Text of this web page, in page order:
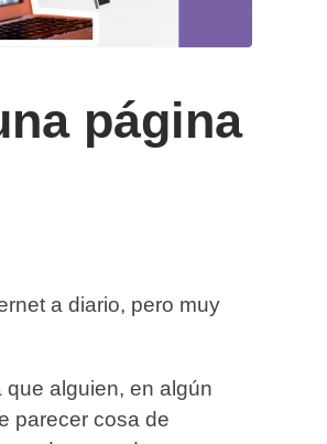
página
a diario, pero muy
alguien, en algún
parecer cosa de